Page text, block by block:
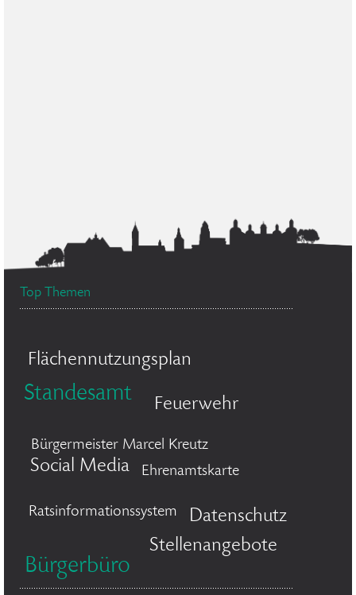
Top Themen
Flächennutzungsplan
Standesamt Feuerwehr
Bürgermeister Marcel Kreutz
Social Media Ehrenamtskarte
Ratsinformationssystem Datenschutz
Bürgerbüro
Stellenangebote